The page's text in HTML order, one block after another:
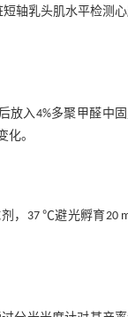
轴乳头肌水平检测
放入4%多聚甲醛中
化。
，37 ℃避光孵育20